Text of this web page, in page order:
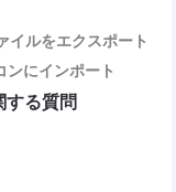
ルをエクスポート
にインポート
する質問